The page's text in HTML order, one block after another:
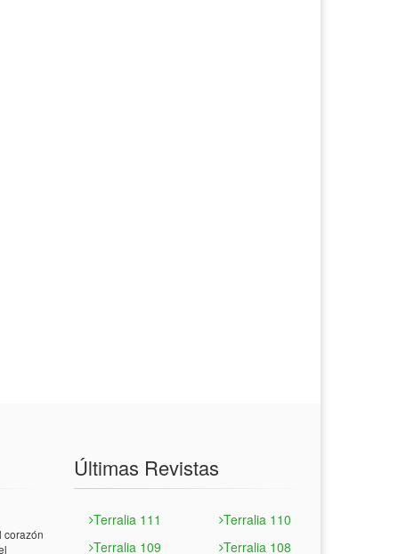
corazón
Últimas Revistas
Terralia 111
Terralia 110
Terralia 109
Terralia 108